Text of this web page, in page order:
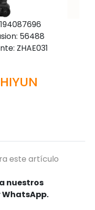
56488
ZHAE031
este artículo
nuestros